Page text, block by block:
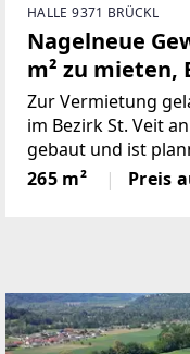
HALLE 9371 BRÜCKL
Nagelneue
m² zu mieten,
Zur Vermietung
im Bezirk St. Veit
gebaut und ist
2026 bezugsfertig.
ca. 265 m²
265 m² Preis